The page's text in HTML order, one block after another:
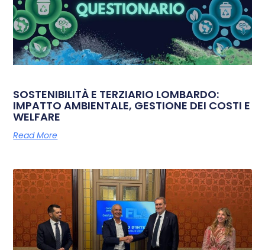
SOSTENIBILITÀ E TERZIARIO LOMBARDO:
IMPATTO AMBIENTALE, GESTIONE DEI COSTI E
WELFARE
Read More